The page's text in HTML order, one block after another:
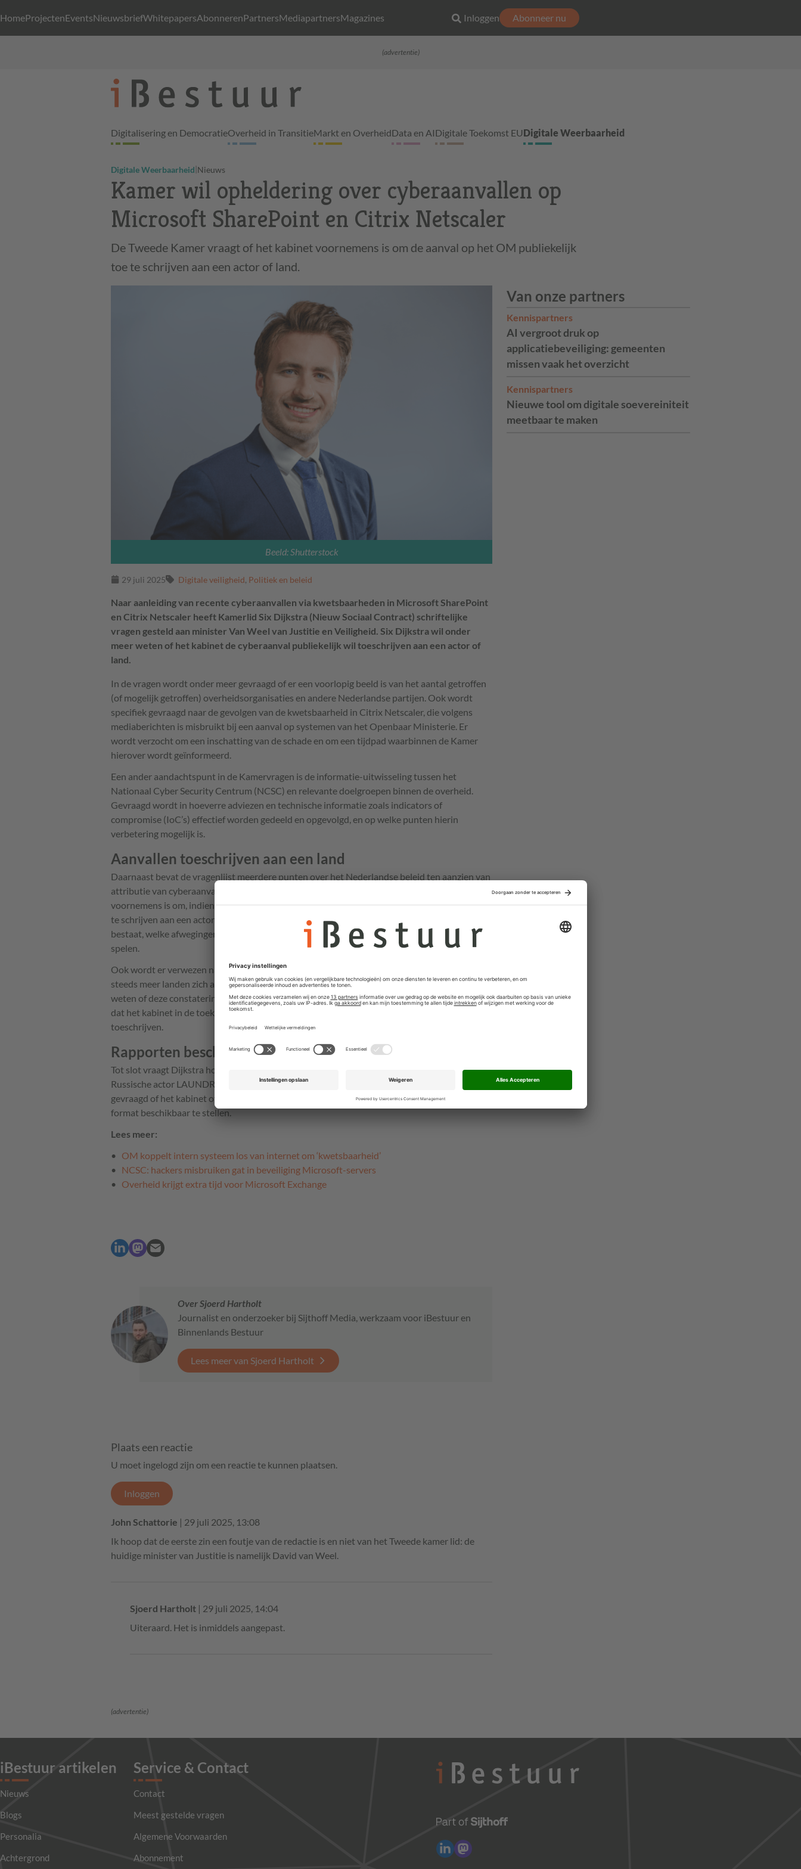
HomeProjectenEventsNieuwsbriefWhitepapersAbonnerenPartnersMediapartnersMagazines Inloggen Abonneer nu
(advertentie)
Digitalisering en DemocratieOverheid in TransitieMarkt en OverheidData en AIDigitale Toekomst EUDigitale Weerbaarheid
Digitale Weerbaarheid|Nieuws
Kamer wil opheldering over cyberaanvallen op
Microsoft SharePoint en Citrix Netscaler
De Tweede Kamer vraagt of het kabinet voornemens is om de aanval op het OM publiekelijk
toe te schrijven aan een actor of land.
Beeld: Shutterstock
29 juli 2025 Digitale veiligheid, Politiek en beleid
Van onze partners
Kennispartners
AI vergroot druk op
applicatiebeveiliging: gemeenten
missen vaak het overzicht
Kennispartners
Nieuwe tool om digitale soevereiniteit
meetbaar te maken
Naar aanleiding van recente cyberaanvallen via kwetsbaarheden in Microsoft SharePoint
en Citrix Netscaler heeft Kamerlid Six Dijkstra (Nieuw Sociaal Contract) schriftelijke
vragen gesteld aan minister Van Weel van Justitie en Veiligheid. Six Dijkstra wil onder
meer weten of het kabinet de cyberaanval publiekelijk wil toeschrijven aan een actor of
land.
In de vragen wordt onder meer gevraagd of er een voorlopig beeld is van het aantal getroffen
(of mogelijk getroffen) overheidsorganisaties en andere Nederlandse partijen. Ook wordt
specifiek gevraagd naar de gevolgen van de kwetsbaarheid in Citrix Netscaler, die volgens
mediaberichten is misbruikt bij een aanval op systemen van het Openbaar Ministerie. Er
wordt verzocht om een inschatting van de schade en om een tijdpad waarbinnen de Kamer
hierover wordt geïnformeerd.
Een ander aandachtspunt in de Kamervragen is de informatie-uitwisseling tussen het
Nationaal Cyber Security Centrum (NCSC) en relevante doelgroepen binnen de overheid.
Gevraagd wordt in hoeverre adviezen en technische informatie zoals indicators of
compromise (IoC’s) effectief worden gedeeld en opgevolgd, en op welke punten hierin
verbetering mogelijk is.
Aanvallen toeschrijven aan een land
Daarnaast bevat de vragenlijst meerdere punten over het Nederlandse beleid ten aanzien van
attributie van cyberaanvallen aan statelijke actoren. Zo wordt gevraagd of het kabinet
voornemens is om, indien technisch en politiek mogelijk, de aanval op het OM publiekelijk toe
te schrijven aan een actor of land. Verder wordt gevraagd of er een algemeen attributiebeleid
bestaat, welke afwegingen daarin worden gemaakt, en welke rol diplomatieke overwegingen
spelen.
Ook wordt er verwezen naar het Dreigingsbeeld Statelijke Actoren 2025, waarin staat dat
steeds meer landen zich actief bezighouden met digitale spionage in Nederland. De Kamer wil
weten of deze constatering van invloed zal zijn op het attributiebeleid en of verwacht wordt
dat het kabinet in de toekomst vaker dergelijke aanvallen aan specifieke landen zal
toeschrijven.
Rapporten beschikbaar stellen
Tot slot vraagt Dijkstra hoe eerdere publieke communicatie, zoals het adviesrapport over de
Russische actor LAUNDRY BEAR, is ontvangen door betrokken organisaties. Er wordt
gevraagd of het kabinet overweegt dit soort rapporten vaker in een open, laag-geclassificeerd
format beschikbaar te stellen.
Lees meer:
OM koppelt intern systeem los van internet om ‘kwetsbaarheid’
NCSC: hackers misbruiken gat in beveiliging Microsoft-servers
Overheid krijgt extra tijd voor Microsoft Exchange
Over Sjoerd Hartholt
Journalist en onderzoeker bij Sijthoff Media, werkzaam voor iBestuur en
Binnenlands Bestuur
Lees meer van Sjoerd Hartholt
Plaats een reactie
U moet ingelogd zijn om een reactie te kunnen plaatsen.
Inloggen
John Schattorie | 29 juli 2025, 13:08
Ik hoop dat de eerste zin een foutje van de redactie is en niet van het Tweede kamer lid: de
huidige minister van Justitie is namelijk David van Weel.
Sjoerd Hartholt | 29 juli 2025, 14:04
Uiteraard. Het is inmiddels aangepast.
(advertentie)
iBestuur artikelen
Nieuws
Blogs
Personalia
Achtergrond
Service & Contact
Contact
Meest gestelde vragen
Algemene Voorwaarden
Abonnement